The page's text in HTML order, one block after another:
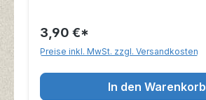
3,90 €*
Preise inkl. MwSt. zzgl. Versandkosten
In den Warenkorb